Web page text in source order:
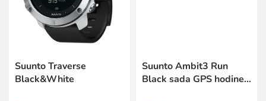
Suunto Traverse
Black&White
Suunto Ambit3 Run
Black sada GPS hodinek